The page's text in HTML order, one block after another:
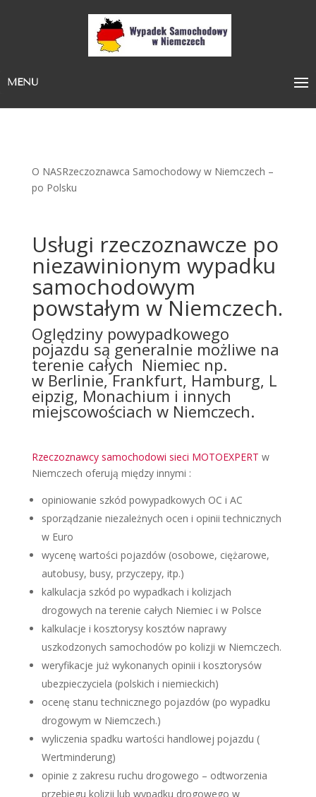
MENU
O NASRzeczoznawca Samochodowy w Niemczech –
po Polsku
Usługi rzeczoznawcze po
niezawinionym wypadku
samochodowym
powstałym w Niemczech.
Oględziny powypadkowego
pojazdu są generalnie możliwe na
terenie całych Niemiec np.
w Berlinie, Frankfurt, Hamburg, L
eipzig, Monachium i innych
miejscowościach w Niemczech.
Rzeczoznawcy samochodowi sieci MOTOEXPERT w
Niemczech oferują między innymi :
opiniowanie szkód powypadkowych OC i AC
sporządzanie niezależnych ocen i opinii technicznych
w Euro
wycenę wartości pojazdów (osobowe, ciężarowe,
autobusy, busy, przyczepy, itp.)
kalkulacja szkód po wypadkach i kolizjach
drogowych na terenie całych Niemiec i w Polsce
kalkulacje i kosztorysy kosztów naprawy
uszkodzonych samochodów po kolizji w Niemczech.
weryfikacje już wykonanych opinii i kosztorysów
ubezpieczyciela (polskich i niemieckich)
ocenę stanu technicznego pojazdów (po wypadku
drogowym w Niemczech.)
wyliczenia spadku wartości handlowej pojazdu (
Wertminderung)
opinie z zakresu ruchu drogowego – odtworzenia
przebiegu kolizji lub wypadku drogowego w